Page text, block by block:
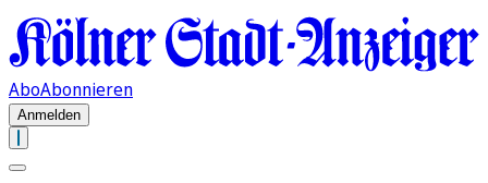
AboAbonnieren
Anmelden